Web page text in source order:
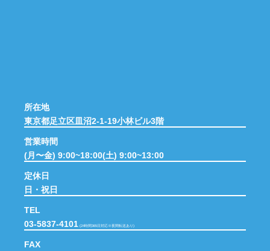
所在地
東京都足立区皿沼2-1-19小林ビル3階
営業時間
(月〜金) 9:00~18:00(土) 9:00~13:00
定休日
日・祝日
TEL
03-5837-4101 (24時間365日対応※夜間転送あり)
FAX